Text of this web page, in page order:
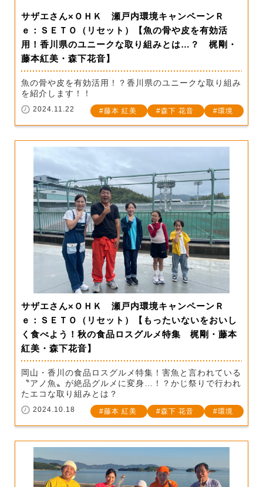
サザエさん×ＯＨＫ 瀬戸内環境キャンペーンＲ
ｅ：ＳＥＴＯ（リセット）【魚の骨や皮を有効活
用！香川県のユニークな取り組みとは…？ 梶剛・
藤本紅美・森下花音】
魚の骨や皮を有効活用！？香川県のユニークな取り組み
を紹介します！！
2024.11.22 藤本 紅美 森下 花音 環境
サザエさん×ＯＨＫ 瀬戸内環境キャンペーンＲ
ｅ：ＳＥＴＯ（リセット）【もったいないをおいし
く食べよう！秋の食品ロスグルメ特集 梶剛・藤本
紅美・森下花音】
岡山・香川の食品ロスグルメ特集！害魚と言われている
〝アノ魚〟が絶品グルメに変身…！？かじ祭りで行われ
たエコな取り組みとは？
2024.10.18 藤本 紅美 森下 花音 環境